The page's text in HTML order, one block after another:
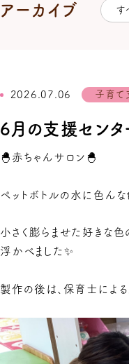
アーカイブ
2026.07.06 子育て
6月の支援セン
🐣赤ちゃんサロン🐣
ペットボトルの水に色ん
小さく膨らませた好きな色
浮かべました✨
製作の後は、保育士によ